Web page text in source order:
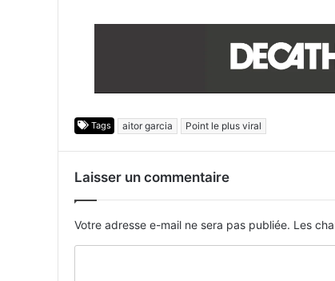
Tags aitor garcia Point le plus viral
Laisser un commentaire
Votre adresse e-mail ne sera pas publiée. Les